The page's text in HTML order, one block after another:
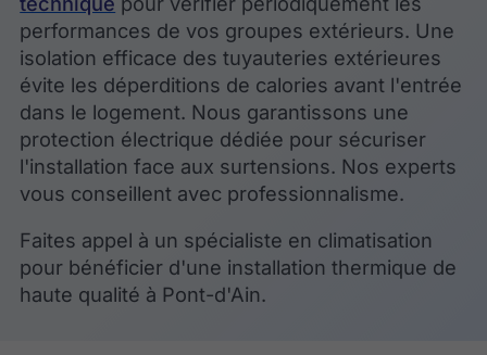
performances de vos groupes extérieurs. Une
isolation efficace des tuyauteries extérieures
évite les déperditions de calories avant l'entrée
dans le logement. Nous garantissons une
protection électrique dédiée pour sécuriser
l'installation face aux surtensions. Nos experts
vous conseillent avec professionnalisme.
Faites appel à un spécialiste en climatisation
pour bénéficier d'une installation thermique de
haute qualité à Pont-d'Ain.